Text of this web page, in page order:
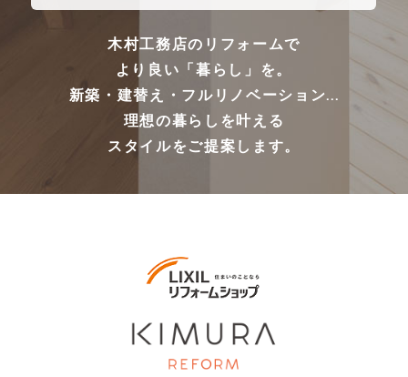
木村工務店のリフォームで
より良い「暮らし」を。
新築・建替え・フルリノベーション...
理想の暮らしを叶える
スタイルをご提案します。